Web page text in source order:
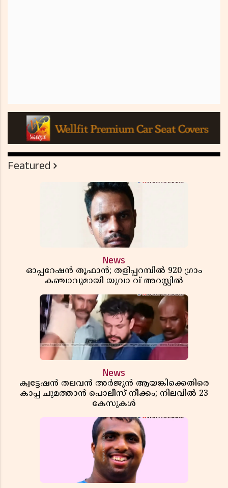
Featured
News
ഓപ്പറേഷൻ തൂഫാൻ; തളിപ്പറമ്പിൽ 920 ഗ്രാം
കഞ്ചാവുമായി യുവാ വ് അറസ്റ്റിൽ
News
ക്വട്ടേഷൻ തലവൻ അർജുൻ ആയങ്കിക്കെതിരെ
കാപ്പ ചുമത്താൻ പൊലീസ് നീക്കം; നിലവിൽ 23
കേസുകൾ